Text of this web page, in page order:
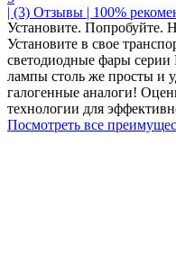
| (3) Отзывы | 100%
Установите. Попробуйте.
Установите в свое
светодиодные фары
лампы столь же просты и
галогенные аналоги!
технологии для
Посмотреть все